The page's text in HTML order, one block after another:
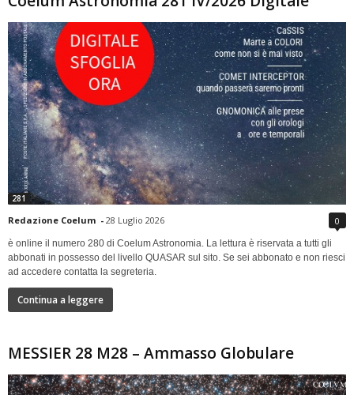
281
Redazione Coelum - 28 Luglio 2026 0
è online il numero 280 di Coelum Astronomia. La lettura è riservata a tutti gli
abbonati in possesso del livello QUASAR sul sito. Se sei abbonato e non riesci
ad accedere contatta la segreteria.
Continua a leggere
MESSIER 28 M28 – Ammasso Globulare